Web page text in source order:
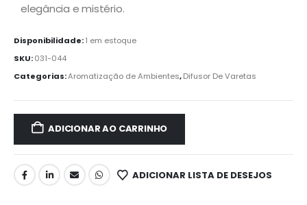
elegância e mistério.
Disponibilidade:1 em estoque
SKU:031-044
Categorias:Aromatização de Ambientes,Difusor De Varetas
ADICIONAR AO CARRINHO
ADICIONAR LISTA DE DESEJOS